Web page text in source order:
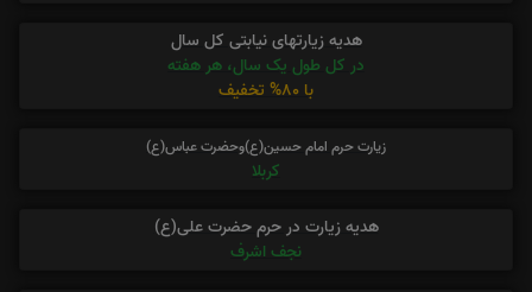
هدیه زیارتهای نیابتی کل سال
در کل طول یک سال، هر هفته
با 80% تخفیف
زیارت حرم امام حسین(ع)وحضرت عباس(ع)
کربلا
هدیه زیارت در حرم حضرت علی(ع)
نجف اشرف